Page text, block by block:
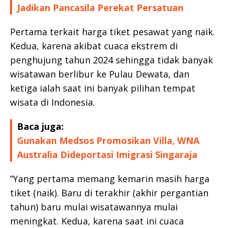
Jadikan Pancasila Perekat Persatuan
Pertama terkait harga tiket pesawat yang naik.
Kedua, karena akibat cuaca ekstrem di
penghujung tahun 2024 sehingga tidak banyak
wisatawan berlibur ke Pulau Dewata, dan
ketiga ialah saat ini banyak pilihan tempat
wisata di Indonesia.
Baca juga:
Gunakan Medsos Promosikan Villa, WNA
Australia Dideportasi Imigrasi Singaraja
“Yang pertama memang kemarin masih harga
tiket (naik). Baru di terakhir (akhir pergantian
tahun) baru mulai wisatawannya mulai
meningkat. Kedua, karena saat ini cuaca